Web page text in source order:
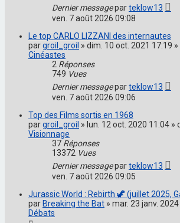
Dernier messageparteklow13
ven. 7 août 2026 09:08
Le top CARLO LIZZANI des internautes
pargroil_groil » dim. 10 oct. 2021 17:19 »
Cinéastes
2 Réponses
749 Vues
Dernier messageparteklow13
ven. 7 août 2026 09:06
Top des Films sortis en 1968
pargroil_groil » lun. 12 oct. 2020 11:04 »
Visionnage
37 Réponses
13372 Vues
Dernier messageparteklow13
ven. 7 août 2026 09:05
Jurassic World : Rebirth 🦖 (juillet 2025,
parBreaking the Bat » mar. 23 janv.
Débats